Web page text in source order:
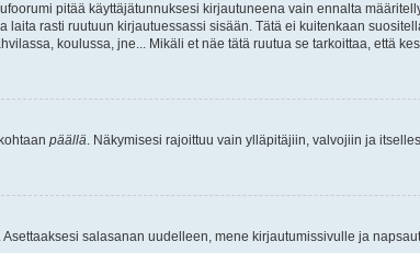
pitää käyttäjätunnuksesi kirjautuneena vain ennalta
rasti ruutuun kirjautuessassi sisään. Tätä ei kuitenkaan
koulussa, jne... Mikäli et näe tätä ruutua se tarkoittaa, että
päällä. Näkymisesi rajoittuu vain ylläpitäjiin, valvojiin ja
salasanan uudelleen, mene kirjautumissivulle ja